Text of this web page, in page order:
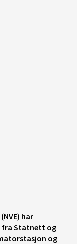
har
fra Statnett og
og